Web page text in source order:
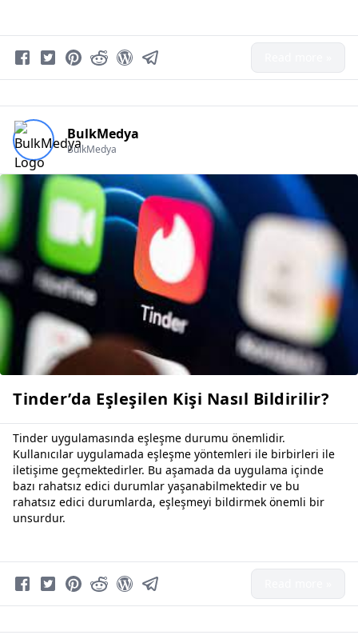
BulkMedya
BulkMedya
Tinder’da Eşleşilen Kişi Nasıl Bildirilir?
Tinder uygulamasında eşleşme durumu önemlidir.
Kullanıcılar uygulamada eşleşme yöntemleri ile birbirleri ile
iletişime geçmektedirler. Bu aşamada da uygulama içinde
bazı rahatsız edici durumlar yaşanabilmektedir ve bu
rahatsız edici durumlarda, eşleşmeyi bildirmek önemli bir
unsurdur.